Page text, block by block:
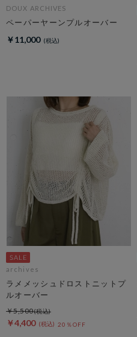
DOUX ARCHIVES
ペーパーヤーンプルオーバー
￥11,000
archives
ラメメッシュドロストニットプ
ルオーバー
￥4,400 20％OFF
￥5,500